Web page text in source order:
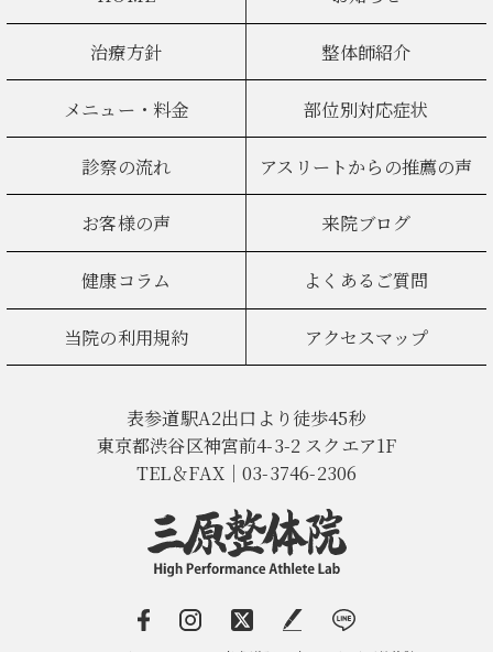
治療方針 整体師紹介
メニュー・料金 部位別対応症状
診察の流れ アスリートからの推薦の声
お客様の声 来院ブログ
健康コラム よくあるご質問
当院の利用規約 アクセスマップ
表参道駅A2出口より徒歩45秒
東京都渋谷区神宮前4-3-2 スクエア1F
TEL＆FAX｜03-3746-2306